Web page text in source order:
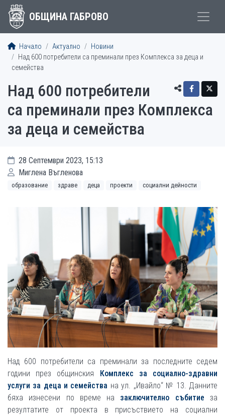
ОБЩИНА ГАБРОВО
Начало Актуално
Новини
Над 600 потребители са преминали през Комплекса за деца и
семейства
Над 600 потребители
са преминали през Комплекса
за деца и семейства
28 Септември 2023, 15:13
Миглена Въгленова
образование здраве деца проекти социални дейности
Над 600 потребители са преминали за последните седем
години през общинския Комплекс за социално-здравни
услуги за деца и семейства на ул. „Ивайло“ № 13. Данните
бяха изнесени по време на заключително събитие за
резултатите от проекта в присъствието на социални